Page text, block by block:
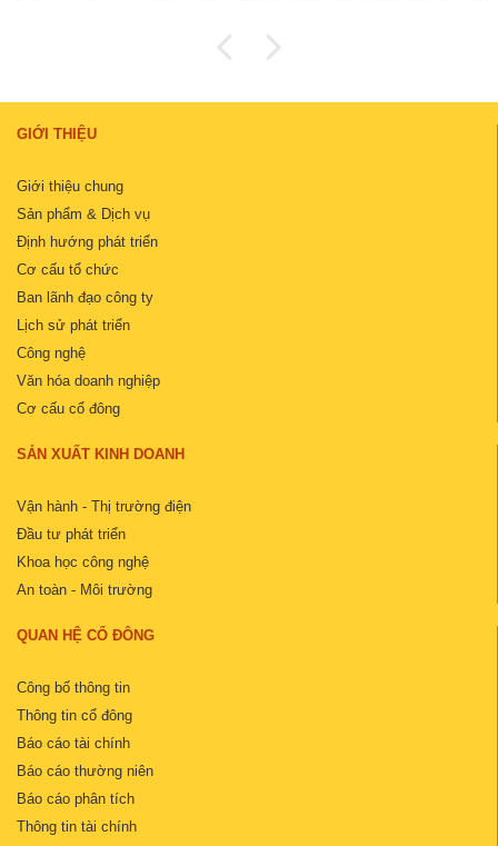
GIỚI THIỆU
Giới thiệu chung
Sản phẩm & Dịch vụ
Định hướng phát triển
Cơ cấu tổ chức
Ban lãnh đạo công ty
Lịch sử phát triển
Công nghệ
Văn hóa doanh nghiệp
Cơ cấu cổ đông
SẢN XUẤT KINH DOANH
Vận hành - Thị trường điện
Đầu tư phát triển
Khoa học công nghệ
An toàn - Môi trường
QUAN HỆ CỔ ĐÔNG
Công bố thông tin
Thông tin cổ đông
Báo cáo tài chính
Báo cáo thường niên
Báo cáo phân tích
Thông tin tài chính